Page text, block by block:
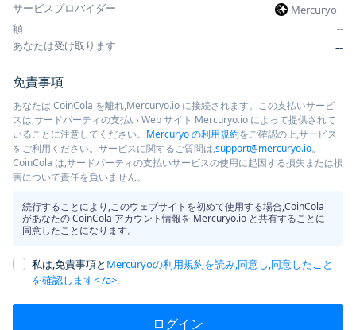
サービスプロバイダー
Mercuryo
額
--
あなたは受け取ります
--
免責事項
あなたは CoinCola を離れ,Mercuryo.io に接続されます。この支払いサービ
スは,サードパーティの支払い Web サイト Mercuryo.io によって提供されて
いることに注意してください。 Mercuryo の利用規約をご確認の上,サービス
をご利用ください。サービスに関するご質問は,support@mercuryo.io。
CoinCola は,サードパーティの支払いサービスの使用に起因する損失または損
害について責任を負いません。
続行することにより,このウェブサイトを初めて使用する場合,CoinCola
があなたの CoinCola アカウント情報を Mercuryo.io と共有することに
同意したことになります。
私は,免責事項と Mercuryoの利用規約を読み,同意し,同意したこと
を確認します< /a>,
ログイン